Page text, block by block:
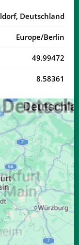
20:33 22:32
20:31
20:25 22:21
20:22 22:18
20:20 22:15
20:18 22:12
20:16 22:10
20:14 22:07
20:12 22:04
Deutschland
Europe/Berlin
49.99472
8.58361